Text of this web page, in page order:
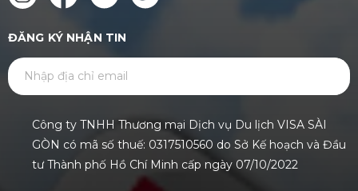
ĐĂNG KÝ NHẬN TIN
Công ty TNHH Thương mại Dịch vụ Du lịch VISA SÀI
GÒN có mã số thuế: 0317510560 do Sở Kế hoạch và Đầu
tư Thành phố Hồ Chí Minh cấp ngày 07/10/2022